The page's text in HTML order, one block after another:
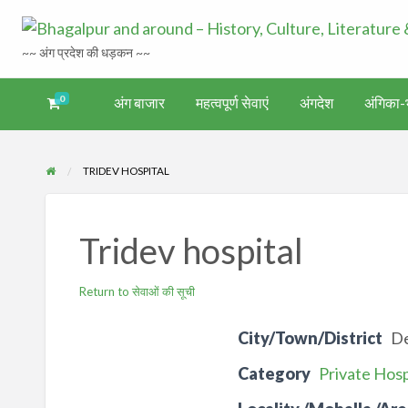
अंगिका-
साहित्य
अंग-
~~ अंग प्रदेश की धड़कन ~~
0 अंग बाजार महत्वपूर्ण सेवाएं अंगदेश अंगिका-
TRIDEV HOSPITAL
Tridev hospital
Return to सेवाओं की सूची
City/Town/District
Category Private